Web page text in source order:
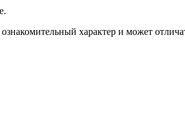
характер и может